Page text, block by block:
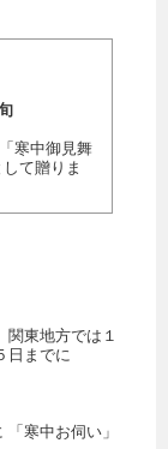
寒中御見舞
て贈りま
東地方では１
日までに
寒中お伺い」